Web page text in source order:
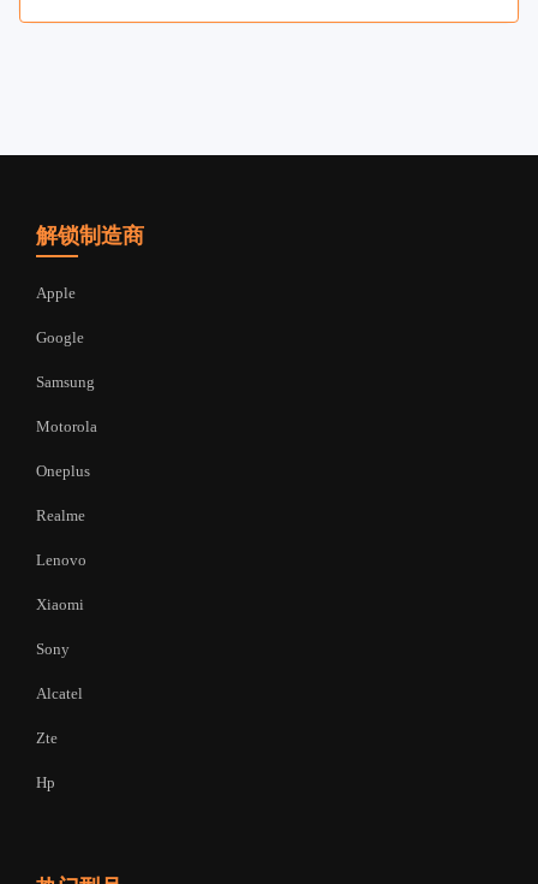
解锁制造商
Apple
Google
Samsung
Motorola
Oneplus
Realme
Lenovo
Xiaomi
Sony
Alcatel
Zte
Hp